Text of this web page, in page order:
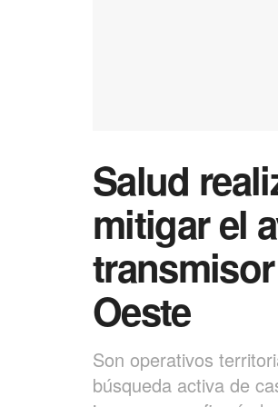
Salud
mitigar el
Oeste
Son operativos
búsqueda activa de